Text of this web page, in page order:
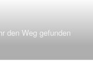
den Weg gefunden